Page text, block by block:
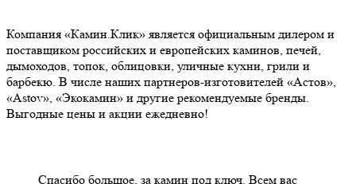
Компания «Камин.Клик» является официальным дилером и
поставщиком российских и европейских каминов, печей,
дымоходов, топок, облицовки, уличные кухни, грили и
барбекю. В числе наших партнеров-изготовителей «Астов»,
«Astov», «Экокамин» и другие рекомендуемые бренды.
Выгодные цены и акции ежедневно!
Спасибо большое, за камин под ключ. Всем вас